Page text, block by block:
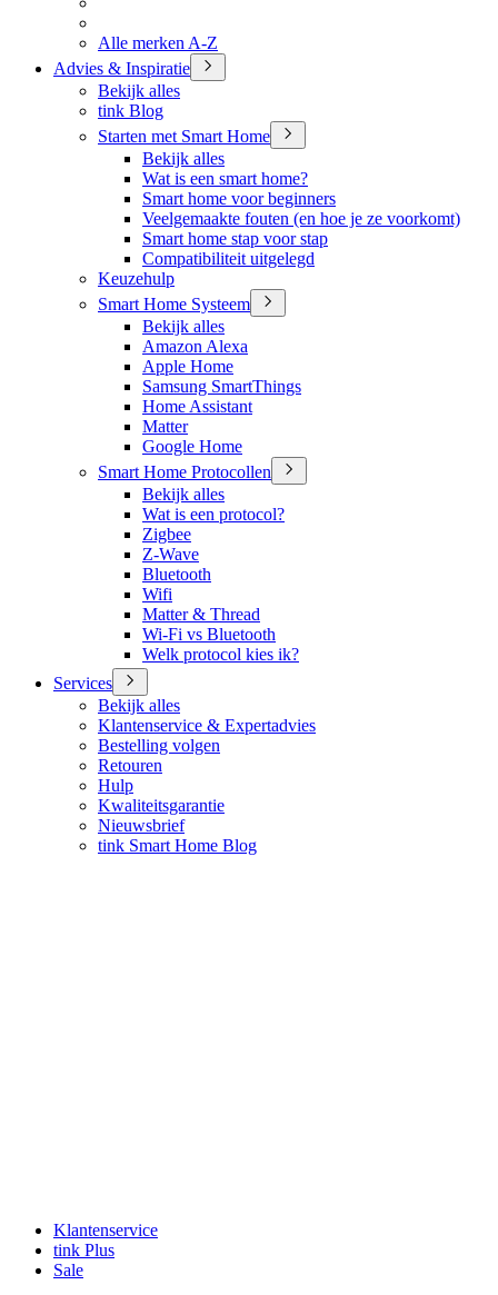
Alle merken A-Z
Advies & Inspiratie
Bekijk alles
tink Blog
Starten met Smart Home
Bekijk alles
Wat is een smart home?
Smart home voor beginners
Veelgemaakte fouten (en hoe je ze voorkomt)
Smart home stap voor stap
Compatibiliteit uitgelegd
Keuzehulp
Smart Home Systeem
Bekijk alles
Amazon Alexa
Apple Home
Samsung SmartThings
Home Assistant
Matter
Google Home
Smart Home Protocollen
Bekijk alles
Wat is een protocol?
Zigbee
Z-Wave
Bluetooth
Wifi
Matter & Thread
Wi-Fi vs Bluetooth
Welk protocol kies ik?
Services
Bekijk alles
Klantenservice & Expertadvies
Bestelling volgen
Retouren
Hulp
Kwaliteitsgarantie
Nieuwsbrief
tink Smart Home Blog
Klantenservice
tink Plus
Sale